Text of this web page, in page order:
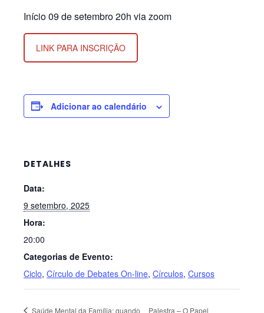
Início 09 de setembro 20h via zoom
LINK PARA INSCRIÇÃO
Adicionar ao calendário
DETALHES
Data:
9 setembro, 2025
Hora:
20:00
Categorias de Evento:
Ciclo, Círculo de Debates On-line, Círculos, Cursos
Saúde Mental da Família: quando Palestra – O Papel